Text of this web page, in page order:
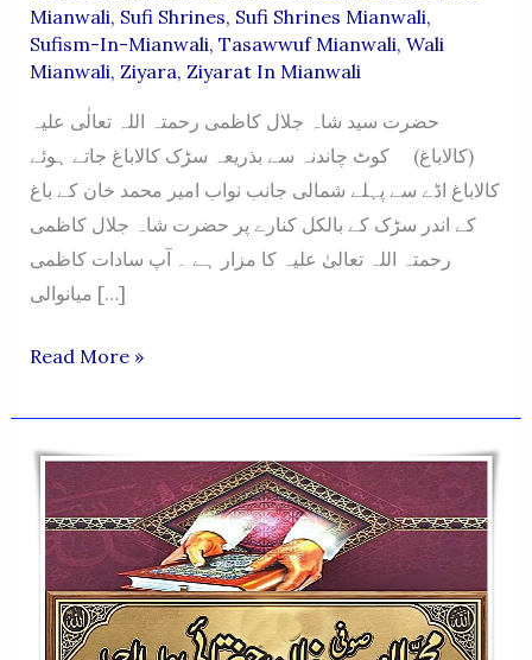
Mianwali, Sufi Shrines, Sufi Shrines Mianwali,
Sufism-In-Mianwali, Tasawwuf Mianwali, Wali
Mianwali, Ziyara, Ziyarat In Mianwali
حضرت سید شاہ جلال کاظمی رحمتہ اللہ تعالٰی علیہ
(کالاباغ) کوٹ چاندنہ سے بذریعہ سڑک کالاباغ جاتے ہوئے
کالاباغ اڈے سے پہلے شمالی جانب نواب امیر محمد خان کے باغ
کے اندر سڑک کے بالکل کنارے پر حضرت شاہ جلال کاظمی
رحمتہ اللہ تعالیٰ علیہ کا مزار ہے ۔ آپ سادات کاظمی
میانوالی […]
HAZRAT
SHAH
JALAL
KAZMI
(KALA
BAGH)
Read More »